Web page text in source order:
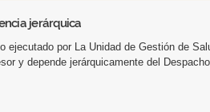
jerárquica
ejecutado por La Unidad de Gestión de
y depende jerárquicamente del